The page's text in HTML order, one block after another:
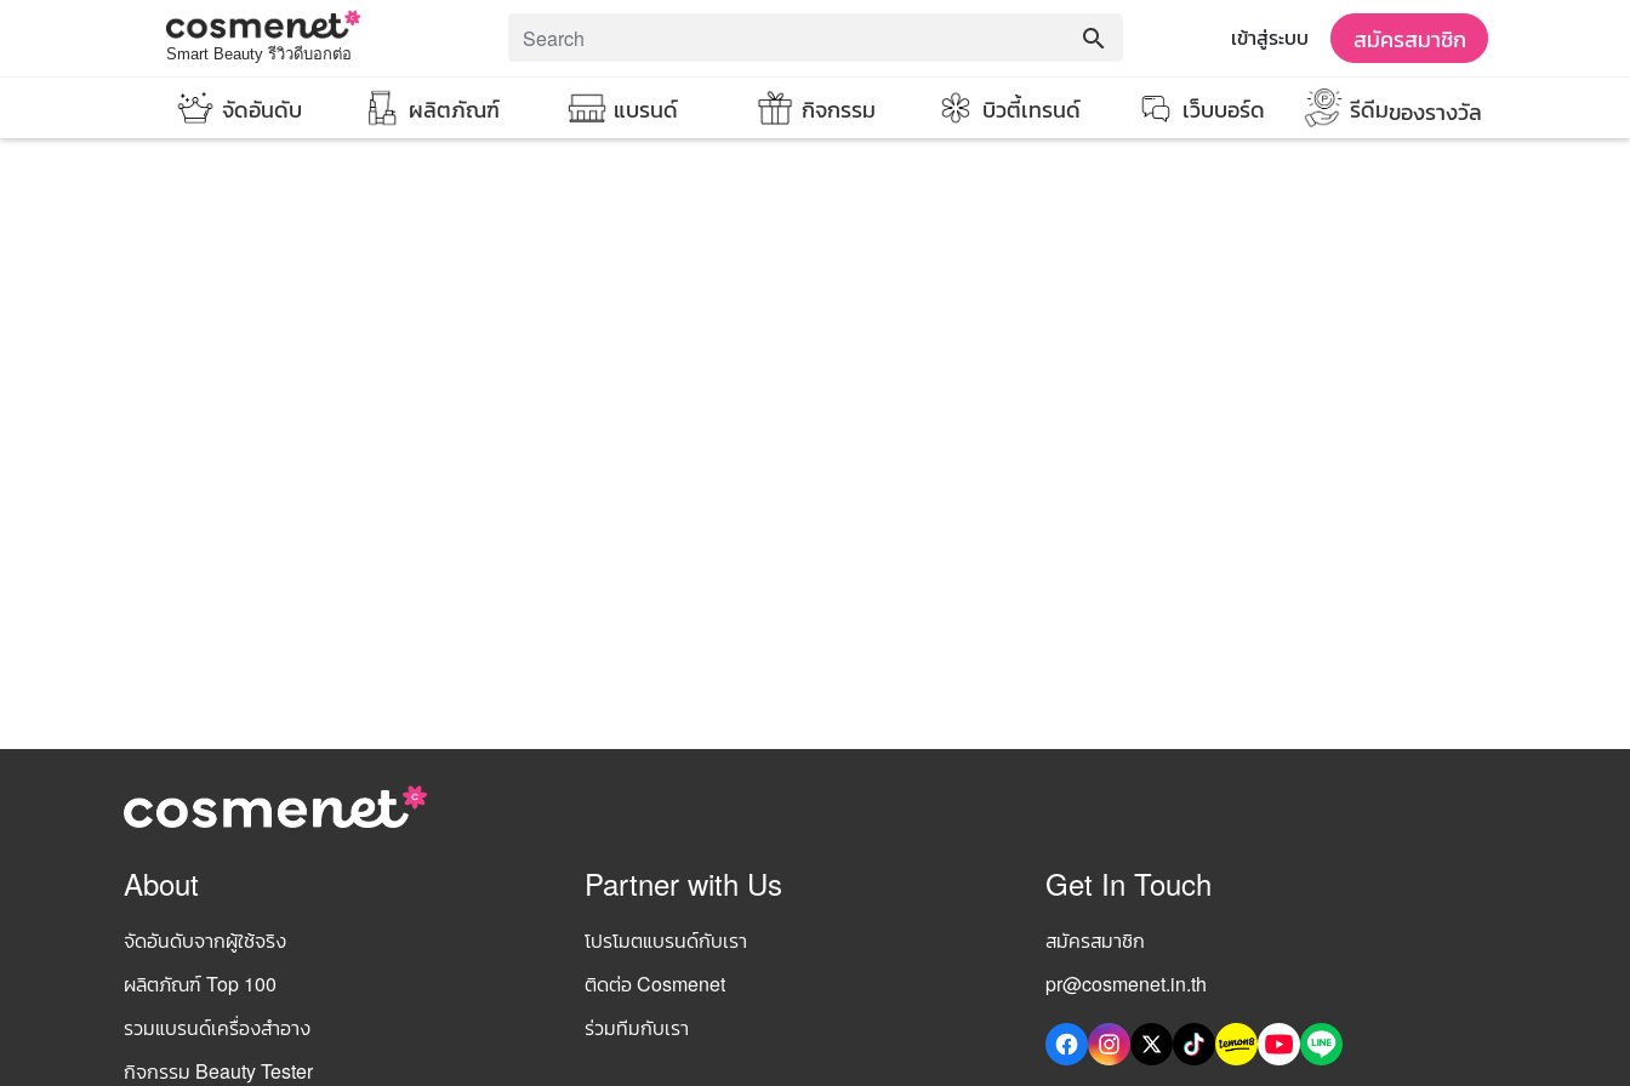
Smart Beauty รีวิวดีบอกต่อ
search เข้าสู่ระบบ สมัครสมาชิก
จัดอันดับ ผลิตภัณฑ์ แบรนด์ กิจกรรม บิวตี้เทรนด์ เว็บบอร์ด รีดีมของรางวัล
About
จัดอันดับจากผู้ใช้จริง
ผลิตภัณฑ์ Top 100
รวมแบรนด์เครื่องสำอาง
กิจกรรม Beauty Tester
Partner with Us
โปรโมตแบรนด์กับเรา
ติดต่อ Cosmenet
ร่วมทีมกับเรา
Get In Touch
สมัครสมาชิก
pr@cosmenet.in.th